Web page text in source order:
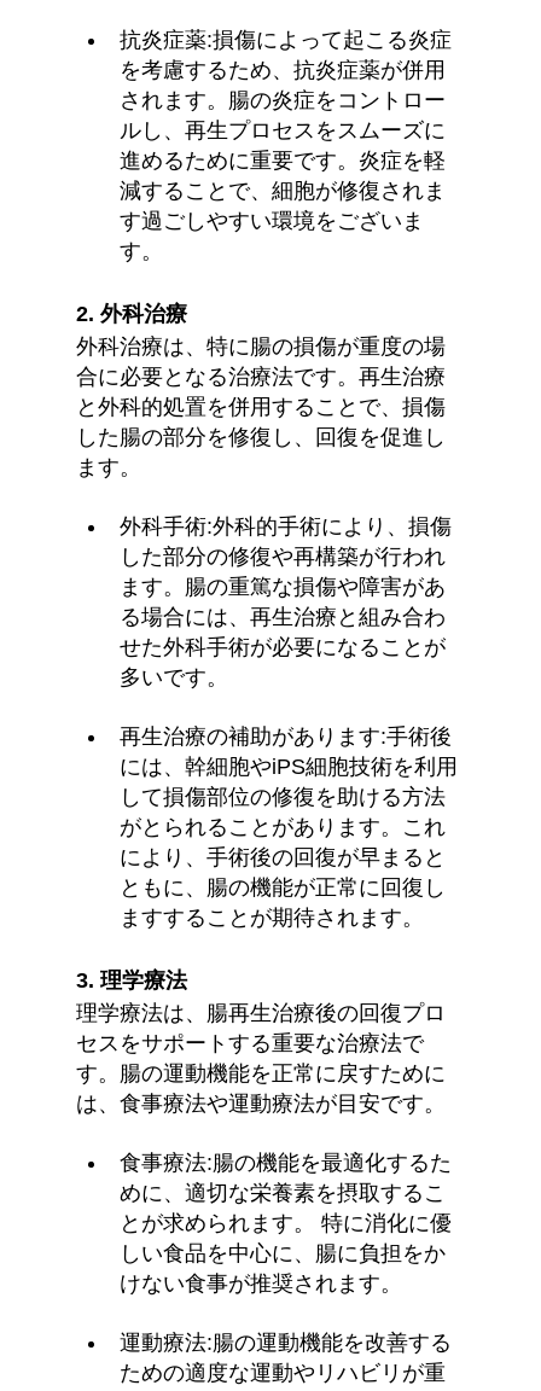
抗炎症薬:損傷によって起こる炎症
を考慮するため、抗炎症薬が併用
されます。腸の炎症をコントロー
ルし、再生プロセスをスムーズに
進めるために重要です。炎症を軽
減することで、細胞が修復されま
す過ごしやすい環境をございま
す。
2. 外科治療
外科治療は、特に腸の損傷が重度の場
合に必要となる治療法です。再生治療
と外科的処置を併用することで、損傷
した腸の部分を修復し、回復を促進し
ます。
外科手術:外科的手術により、損傷
した部分の修復や再構築が行われ
ます。腸の重篤な損傷や障害があ
る場合には、再生治療と組み合わ
せた外科手術が必要になることが
多いです。
再生治療の補助があります:手術後
には、幹細胞やiPS細胞技術を利用
して損傷部位の修復を助ける方法
がとられることがあります。これ
により、手術後の回復が早まると
ともに、腸の機能が正常に回復し
ますすることが期待されます。
3. 理学療法
理学療法は、腸再生治療後の回復プロ
セスをサポートする重要な治療法で
す。腸の運動機能を正常に戻すために
は、食事療法や運動療法が目安です。
食事療法:腸の機能を最適化するた
めに、適切な栄養素を摂取するこ
とが求められます。 特に消化に優
しい食品を中心に、腸に負担をか
けない食事が推奨されます。
運動療法:腸の運動機能を改善する
ための適度な運動やリハビリが重